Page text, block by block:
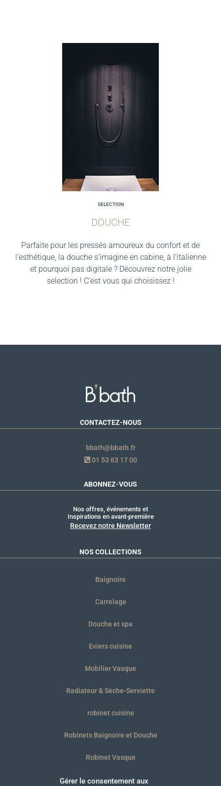
Gérer le consentement aux
SELECTION
DOUCHE
Parfaite pour les pressés amoureux du confort et de
l’esthétique, la douche s’imagine en cabine, à l’italienne
et pourquoi pas digitale ? Découvrez notre jolie
selection ! C’est vous qui choisissez !
CONTACTEZ-NOUS
bbath@bbath.fr
01 53 63 17 00
ABONNEZ-VOUS
Nos offres, événements et
Inspirations en avant-première
Recevez notre Newsletter
NOS COLLECTIONS
Baignoire
Carrelage
Douche et spa
Eviers cuisine
Mobilier Vasque
Radiateur & Sèche-Serviette
robinet cuisine
Robinets Baignoire et Douche
Robinet Vasque
WC et plaques